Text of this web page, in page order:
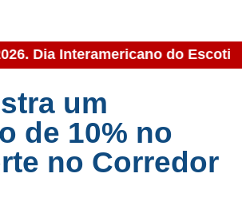
Dia Interamericano do
um
de 10% no
no Corredor